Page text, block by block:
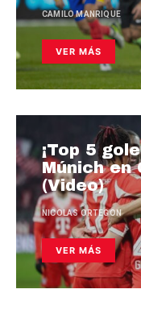
CAMILO MANRIQUE
VER MÁS
¡Top 5
Múnich en
(Video)
NICOLAS ORTEGON
VER MÁS